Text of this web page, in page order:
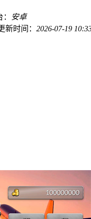
安卓
新时间： 2026-07-19